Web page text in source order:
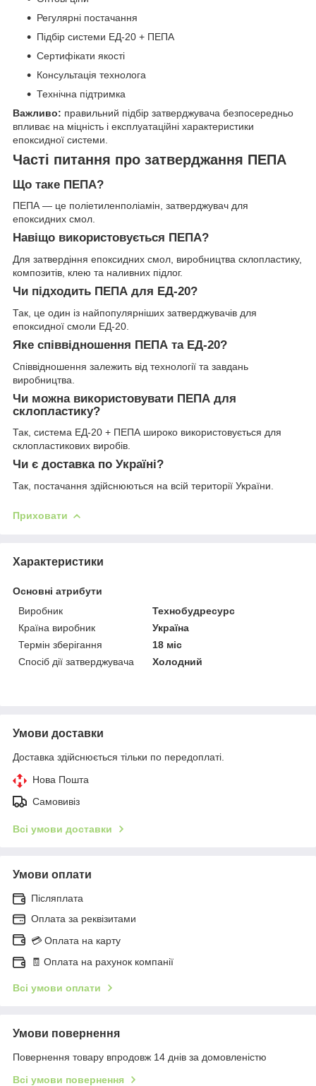
Регулярні постачання
Підбір системи ЕД-20 + ПЕПА
Сертифікати якості
Консультація технолога
Технічна підтримка
Важливо: правильний підбір затверджувача безпосередньо
впливає на міцність і експлуатаційні характеристики
епоксидної системи.
Часті питання про затверджання ПЕПА
Що таке ПЕПА?
ПЕПА — це поліетиленполіамін, затверджувач для
епоксидних смол.
Навіщо використовується ПЕПА?
Для затвердіння епоксидних смол, виробництва склопластику,
композитів, клею та наливних підлог.
Чи підходить ПЕПА для ЕД-20?
Так, це один із найпопулярніших затверджувачів для
епоксидної смоли ЕД-20.
Яке співвідношення ПЕПА та ЕД-20?
Співвідношення залежить від технології та завдань
виробництва.
Чи можна використовувати ПЕПА для
склопластику?
Так, система ЕД-20 + ПЕПА широко використовується для
склопластикових виробів.
Чи є доставка по Україні?
Так, постачання здійснюються на всій території України.
Приховати
Характеристики
Основні атрибути
Виробник
Технобудресурс
Країна виробник
Україна
Термін зберігання
18 міс
Спосіб дії затверджувача
Холодний
Умови доставки
Доставка здійснюється тільки по передоплаті.
Нова Пошта
Самовивіз
Всі умови доставки
Умови оплати
Післяплата
Оплата за реквізитами
💳 Оплата на карту
🧾 Оплата на рахунок компанії
Всі умови оплати
Умови повернення
Повернення товару впродовж 14 днів за домовленістю
Всі умови повернення